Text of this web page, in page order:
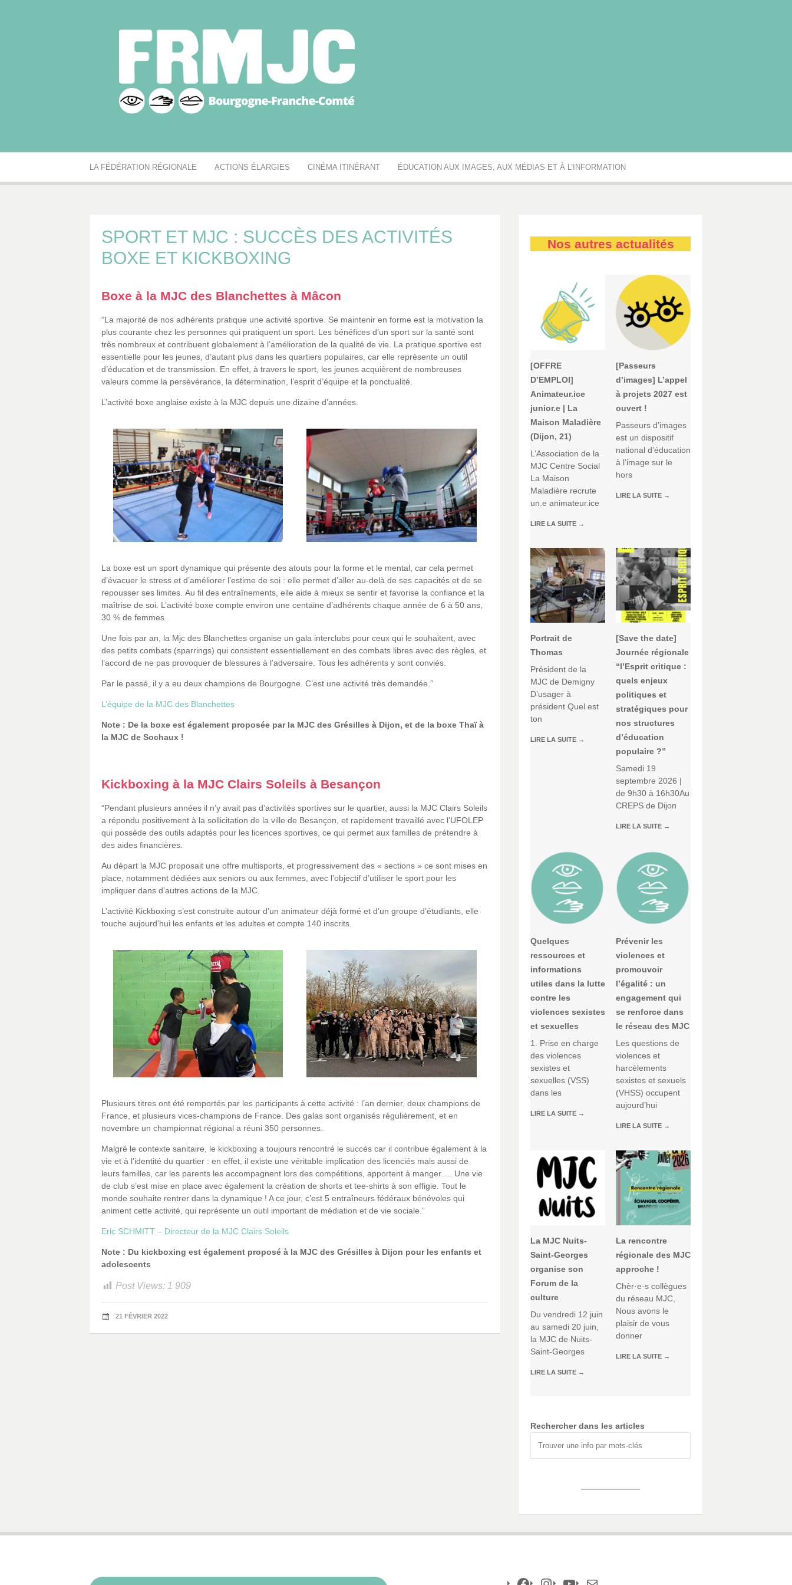
Fédération régionale des MJC Bourgogne-Franche-Comté
LA FÉDÉRATION RÉGIONALE ACTIONS ÉLARGIES CINÉMA ITINÉRANT ÉDUCATION AUX IMAGES, AUX MÉDIAS ET À L’INFORMATION
SPORT ET MJC : SUCCÈS DES ACTIVITÉS
BOXE ET KICKBOXING
Boxe à la MJC des Blanchettes à Mâcon
“La majorité de nos adhérents pratique une activité sportive. Se maintenir en forme est la motivation la
plus courante chez les personnes qui pratiquent un sport. Les bénéfices d’un sport sur la santé sont
très nombreux et contribuent globalement à l’amélioration de la qualité de vie. La pratique sportive est
essentielle pour les jeunes, d’autant plus dans les quartiers populaires, car elle représente un outil
d’éducation et de transmission. En effet, à travers le sport, les jeunes acquièrent de nombreuses
valeurs comme la persévérance, la détermination, l’esprit d’équipe et la ponctualité.
L’activité boxe anglaise existe à la MJC depuis une dizaine d’années.
La boxe est un sport dynamique qui présente des atouts pour la forme et le mental, car cela permet
d’évacuer le stress et d’améliorer l’estime de soi : elle permet d’aller au-delà de ses capacités et de se
repousser ses limites. Au fil des entraînements, elle aide à mieux se sentir et favorise la confiance et la
maîtrise de soi. L’activité boxe compte environ une centaine d’adhérents chaque année de 6 à 50 ans,
30 % de femmes.
Une fois par an, la Mjc des Blanchettes organise un gala interclubs pour ceux qui le souhaitent, avec
des petits combats (sparrings) qui consistent essentiellement en des combats libres avec des règles, et
l’accord de ne pas provoquer de blessures à l’adversaire. Tous les adhérents y sont conviés.
Par le passé, il y a eu deux champions de Bourgogne. C’est une activité très demandée.”
L’équipe de la MJC des Blanchettes
Note : De la boxe est également proposée par la MJC des Grésilles à Dijon, et de la boxe Thaï à
la MJC de Sochaux !
Kickboxing à la MJC Clairs Soleils à Besançon
“Pendant plusieurs années il n’y avait pas d’activités sportives sur le quartier, aussi la MJC Clairs Soleils
a répondu positivement à la sollicitation de la ville de Besançon, et rapidement travaillé avec l’UFOLEP
qui possède des outils adaptés pour les licences sportives, ce qui permet aux familles de prétendre à
des aides financières.
Au départ la MJC proposait une offre multisports, et progressivement des « sections » ce sont mises en
place, notamment dédiées aux seniors ou aux femmes, avec l’objectif d’utiliser le sport pour les
impliquer dans d’autres actions de la MJC.
L’activité Kickboxing s’est construite autour d’un animateur déjà formé et d’un groupe d’étudiants, elle
touche aujourd’hui les enfants et les adultes et compte 140 inscrits.
Plusieurs titres ont été remportés par les participants à cette activité : l’an dernier, deux champions de
France, et plusieurs vices-champions de France. Des galas sont organisés régulièrement, et en
novembre un championnat régional a réuni 350 personnes.
Malgré le contexte sanitaire, le kickboxing a toujours rencontré le succès car il contribue également à la
vie et à l’identité du quartier : en effet, il existe une véritable implication des licenciés mais aussi de
leurs familles, car les parents les accompagnent lors des compétitions, apportent à manger…. Une vie
de club s’est mise en place avec également la création de shorts et tee-shirts à son effigie. Tout le
monde souhaite rentrer dans la dynamique ! A ce jour, c’est 5 entraîneurs fédéraux bénévoles qui
animent cette activité, qui représente un outil important de médiation et de vie sociale.”
Eric SCHMITT – Directeur de la MJC Clairs Soleils
Note : Du kickboxing est également proposé à la MJC des Grésilles à Dijon pour les enfants et
adolescents
Post Views: 1 909
21 FÉVRIER 2022
Nos autres actualités
[OFFRE
D’EMPLOI]
Animateur.ice
junior.e | La
Maison Maladière
(Dijon, 21)
L’Association de la
MJC Centre Social
La Maison
Maladière recrute
un.e animateur.ice
LIRE LA SUITE →
[Passeurs
d’images] L’appel
à projets 2027 est
ouvert !
Passeurs d’images
est un dispositif
national d’éducation
à l’image sur le
hors
LIRE LA SUITE →
Portrait de
Thomas
Président de la
MJC de Demigny
D’usager à
président Quel est
ton
LIRE LA SUITE →
[Save the date]
Journée régionale
“l’Esprit critique :
quels enjeux
politiques et
stratégiques pour
nos structures
d’éducation
populaire ?”
Samedi 19
septembre 2026 |
de 9h30 à 16h30Au
CREPS de Dijon
LIRE LA SUITE →
Quelques
ressources et
informations
utiles dans la lutte
contre les
violences sexistes
et sexuelles
1. Prise en charge
des violences
sexistes et
sexuelles (VSS)
dans les
LIRE LA SUITE →
Prévenir les
violences et
promouvoir
l’égalité : un
engagement qui
se renforce dans
le réseau des MJC
Les questions de
violences et
harcèlements
sexistes et sexuels
(VHSS) occupent
aujourd’hui
LIRE LA SUITE →
La MJC Nuits-
Saint-Georges
organise son
Forum de la
culture
Du vendredi 12 juin
au samedi 20 juin,
la MJC de Nuits-
Saint-Georges
LIRE LA SUITE →
La rencontre
régionale des MJC
approche !
Chèr·e·s collègues
du réseau MJC,
Nous avons le
plaisir de vous
donner
LIRE LA SUITE →
Rechercher dans les articles